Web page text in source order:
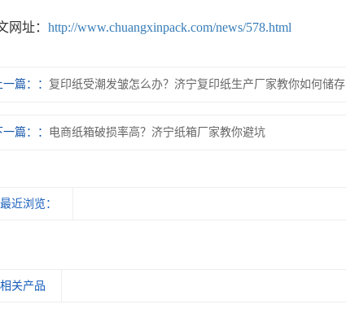
网址： http://www.chuangxinpack.com/news/578.html
篇： 复印纸受潮发皱怎么办？济宁复印纸生产厂家教你如何储存
篇： 电商纸箱破损率高？济宁纸箱厂家教你避坑
最近浏览：
相关产品